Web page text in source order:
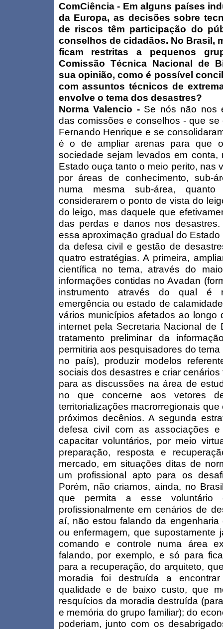
ComCiência - Em alguns países
da Europa, as decisões sobre
de riscos têm participação do
conselhos de cidadãos. No Brasil,
ficam restritas a pequenos
Comissão Técnica Nacional de
sua opinião, como é possível
com assuntos técnicos de
envolve o tema dos desastres?
Norma Valencio - Se nós não nos
das comissões e conselhos - que
Fernando Henrique e se
é o de ampliar arenas para que
sociedade sejam levados em
Estado ouça tanto o meio perito, nas
por áreas de conhecimento, sub-
numa mesma sub-área,
considerarem o ponto de vista do
do leigo, mas daquele que
das perdas e danos nos
essa aproximação gradual do
da defesa civil e gestão de
quatro estratégias. A primeira,
científica no tema, através do
informações contidas no Avadan
instrumento através do qual é
emergência ou estado de
vários municípios afetados ao longo
internet pela Secretaria Nacional
tratamento preliminar da
permitiria aos pesquisadores do
no país), produzir modelos
sociais dos desastres e criar
para as discussões na área de
no que concerne aos vetores
territorializações macrorregionais
próximos decênios. A segunda
defesa civil com as associações e
capacitar voluntários, por meio
preparação, resposta e
mercado, em situações ditas de
um profissional apto para os
Porém, não criamos, ainda, no
que permita a esse voluntário
profissionalmente em cenários de
aí, não estou falando da
ou enfermagem, que supostamente
comando e controle numa área
falando, por exemplo, e só para
para a recuperação, do arquiteto,
moradia foi destruída a
qualidade e de baixo custo, que
resquícios da moradia destruída
e memória do grupo familiar); do
poderiam, junto com os